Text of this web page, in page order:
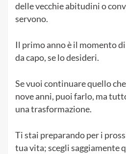
delle vecchie abitudini o
servono.
Il primo anno è il momento
da capo, se lo desideri.
Se vuoi continuare quello
nove anni, puoi farlo, ma
una trasformazione.
Ti stai preparando per i
tua vita; scegli saggiamente